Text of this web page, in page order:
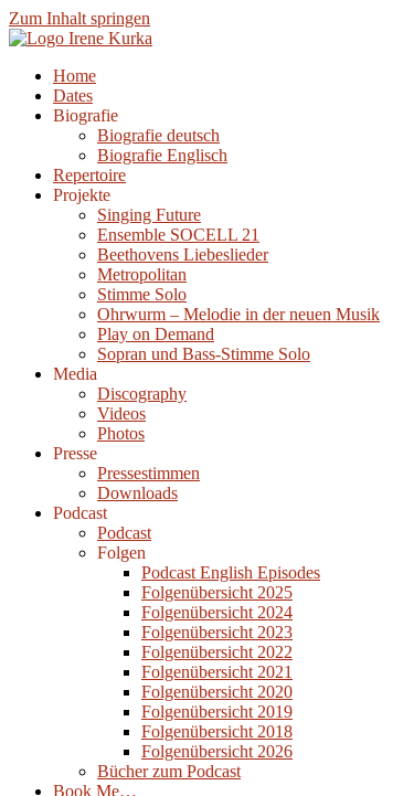
Zum Inhalt springen
Home
Dates
Biografie
Biografie deutsch
Biografie Englisch
Repertoire
Projekte
Singing Future
Ensemble SOCELL 21
Beethovens Liebeslieder
Metropolitan
Stimme Solo
Ohrwurm – Melodie in der neuen Musik
Play on Demand
Sopran und Bass-Stimme Solo
Media
Discography
Videos
Photos
Presse
Pressestimmen
Downloads
Podcast
Podcast
Folgen
Podcast English Episodes
Folgenübersicht 2025
Folgenübersicht 2024
Folgenübersicht 2023
Folgenübersicht 2022
Folgenübersicht 2021
Folgenübersicht 2020
Folgenübersicht 2019
Folgenübersicht 2018
Folgenübersicht 2026
Bücher zum Podcast
Book Me…